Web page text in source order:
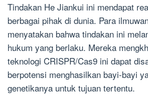
Tindakan He Jiankui ini mendapat
berbagai pihak di dunia. Para
menyatakan bahwa tindakan ini
hukum yang berlaku. Mereka
teknologi CRISPR/Cas9 ini dapat
berpotensi menghasilkan bayi-bayi
genetikanya untuk tujuan tertentu.